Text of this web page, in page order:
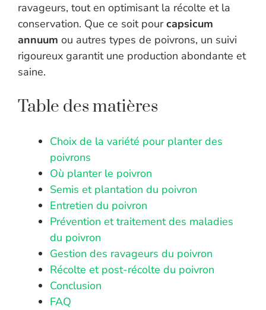
ravageurs, tout en optimisant la récolte et la
conservation. Que ce soit pourcapsicum
annuum ou autres types de poivrons, un suivi
rigoureux garantit une production abondante et
saine.
Table des matières
Choix de la variété pour planter des
poivrons
Où planter le poivron
Semis et plantation du poivron
Entretien du poivron
Prévention et traitement des maladies
du poivron
Gestion des ravageurs du poivron
Récolte et post-récolte du poivron
Conclusion
FAQ